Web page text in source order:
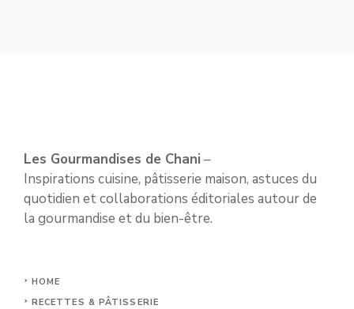
Les Gourmandises de Chani –
Inspirations cuisine, pâtisserie maison, astuces du
quotidien et collaborations éditoriales autour de
la gourmandise et du bien-être.
HOME
RECETTES & PÂTISSERIE